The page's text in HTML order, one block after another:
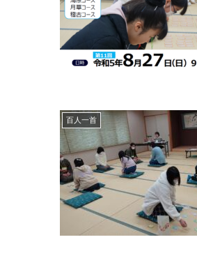
百人一首